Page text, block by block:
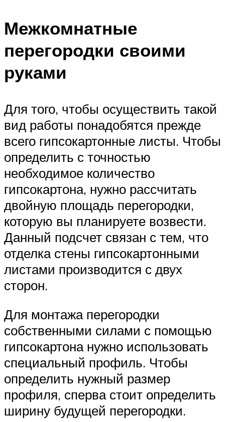
Межкомнатные
перегородки своими
руками
Для того, чтобы осуществить такой
вид работы понадобятся прежде
всего гипсокартонные листы. Чтобы
определить с точностью
необходимое количество
гипсокартона, нужно рассчитать
двойную площадь перегородки,
которую вы планируете возвести.
Данный подсчет связан с тем, что
отделка стены гипсокартонными
листами производится с двух
сторон.
Для монтажа перегородки
собственными силами с помощью
гипсокартона нужно использовать
специальный профиль. Чтобы
определить нужный размер
профиля, сперва стоит определить
ширину будущей перегородки.